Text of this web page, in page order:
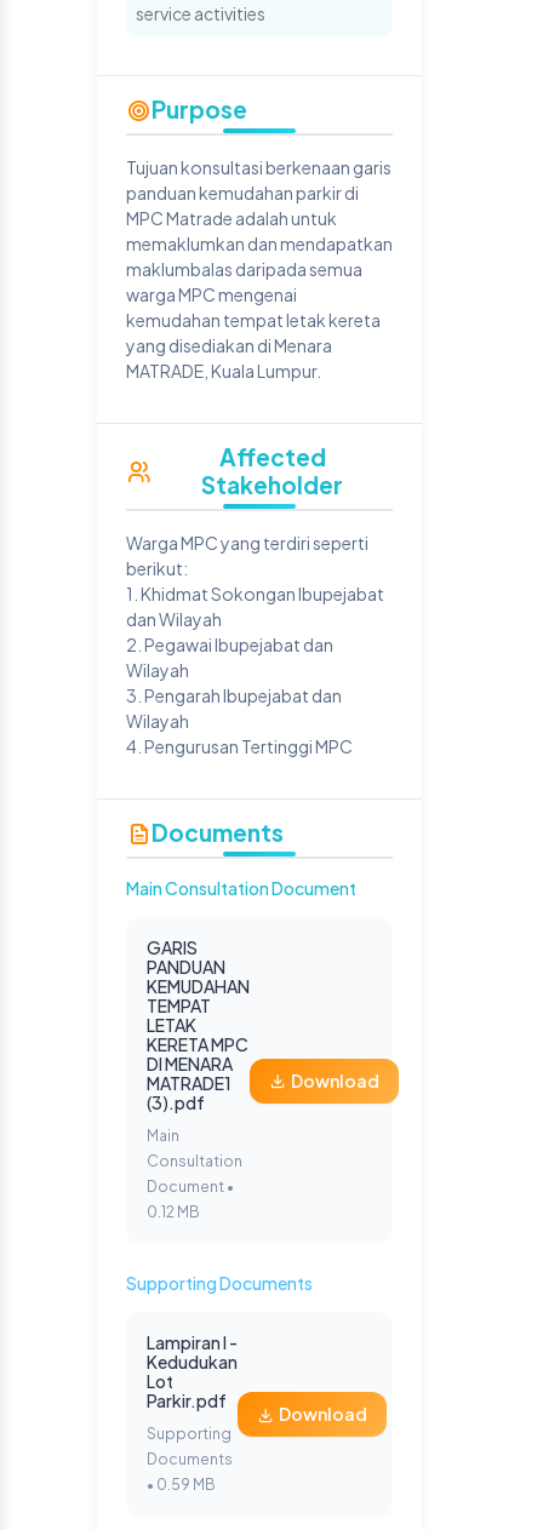
service activities
Purpose
Tujuan konsultasi berkenaan garis
panduan kemudahan parkir di
MPC Matrade adalah untuk
memaklumkan dan mendapatkan
maklumbalas daripada semua
warga MPC mengenai
kemudahan tempat letak kereta
yang disediakan di Menara
MATRADE, Kuala Lumpur.
Affected
Stakeholder
Warga MPC yang terdiri seperti
berikut:
1. Khidmat Sokongan Ibupejabat
dan Wilayah
2. Pegawai Ibupejabat dan
Wilayah
3. Pengarah Ibupejabat dan
Wilayah
4. Pengurusan Tertinggi MPC
Documents
Main Consultation Document
GARIS
PANDUAN
KEMUDAHAN
TEMPAT
LETAK
KERETA MPC
DI MENARA
MATRADE1
(3).pdf
Main
Consultation
Document •
0.12 MB
Download
Supporting Documents
Lampiran I -
Kedudukan
Lot
Parkir.pdf
Supporting
Documents
• 0.59 MB
Download